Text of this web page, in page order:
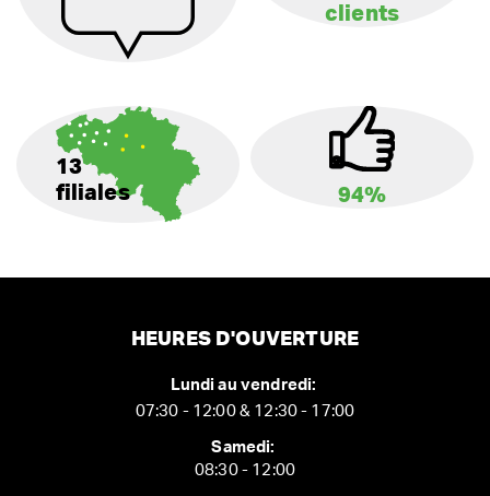
clients
13
filiales
94%
HEURES D'OUVERTURE
Lundi au vendredi:
07:30 - 12:00 & 12:30 - 17:00
Samedi:
08:30 - 12:00